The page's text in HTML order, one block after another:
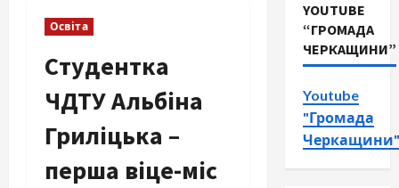
Освіта
Cтудентка
ЧДТУ Альбіна
Гриліцька –
перша віце-міс
YOUTUBE
“ГРОМАДА
ЧЕРКАЩИНИ”
Youtube
"Громада
Черкащини"